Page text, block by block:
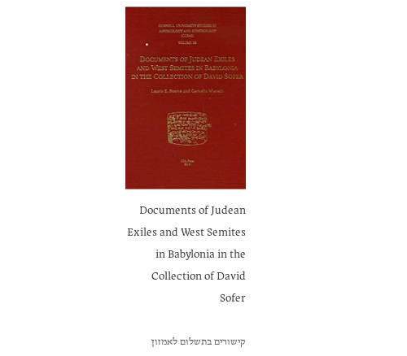
Documents of Judean
Exiles and West Semites
in Babylonia in the
Collection of David
Sofer
קישורים בתשלום לאמזון